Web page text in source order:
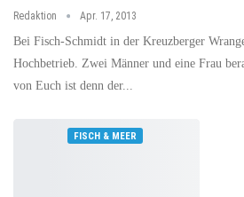
Redaktion Apr. 17, 2013
Bei Fisch-Schmidt in der Kreuzberger
Hochbetrieb. Zwei Männer und eine Frau
von Euch ist denn der...
FISCH & MEER